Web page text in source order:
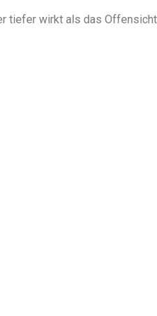
tiefer wirkt als das